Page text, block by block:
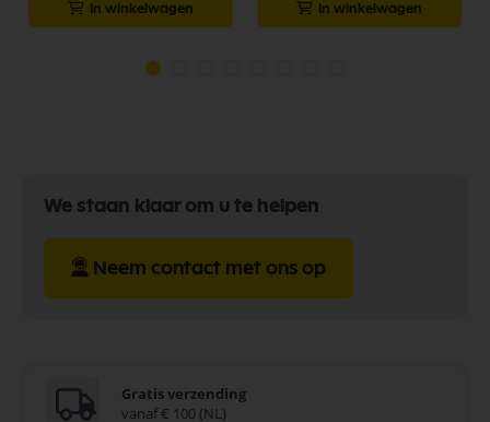
In winkelwagen In winkelwagen
We staan klaar om u te helpen
Neem contact met ons op
Gratis verzending
vanaf € 100 (NL)